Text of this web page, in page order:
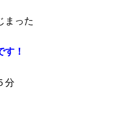
まった
！
分